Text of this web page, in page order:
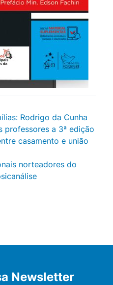
Rodrigo da Cunha
professores a 3ª edição
casamento e união
norteadores do
Newsletter